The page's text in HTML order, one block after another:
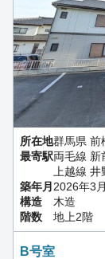
所在地群馬県 前
最寄駅両毛線 新
上越線 井
築年月 2026年3月
構造
木造
階数
地上2階
B号室